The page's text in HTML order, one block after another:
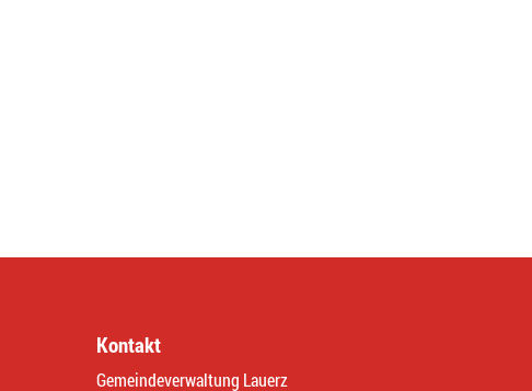
Kontakt
Gemeindeverwaltung Lauerz